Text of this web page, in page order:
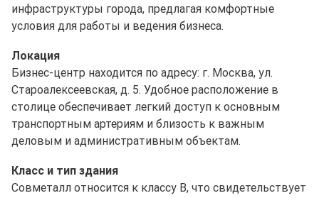
инфраструктуры города, предлагая комфортные
условия для работы и ведения бизнеса.
Локация
Бизнес-центр находится по адресу: г. Москва, ул.
Староалексеевская, д. 5. Удобное расположение в
столице обеспечивает легкий доступ к основным
транспортным артериям и близость к важным
деловым и административным объектам.
Класс и тип здания
Совметалл относится к классу B, что свидетельствует